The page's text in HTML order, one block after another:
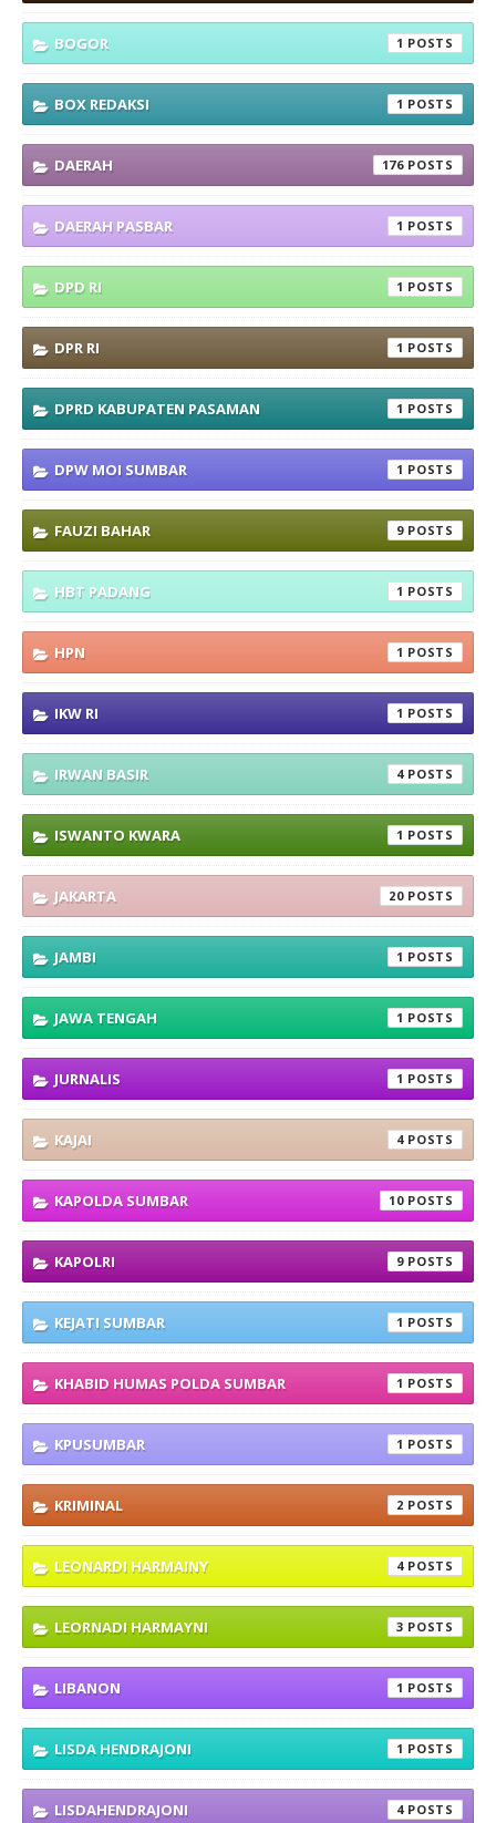
BOGOR 1
BOX REDAKSI 1
DAERAH 176
DAERAH PASBAR 1
DPD RI 1
DPR RI 1
DPRD KABUPATEN PASAMAN 1
DPW MOI SUMBAR 1
FAUZI BAHAR 9
HBT PADANG 1
HPN 1
IKW RI 1
IRWAN BASIR 4
ISWANTO KWARA 1
JAKARTA 20
JAMBI 1
JAWA TENGAH 1
JURNALIS 1
KAJAI 4
KAPOLDA SUMBAR 10
KAPOLRI 9
KEJATI SUMBAR 1
KHABID HUMAS POLDA SUMBAR 1
KPUSUMBAR 1
KRIMINAL 2
LEONARDI HARMAINY 4
LEORNADI HARMAYNI 3
LIBANON 1
LISDA HENDRAJONI 1
LISDAHENDRAJONI 4